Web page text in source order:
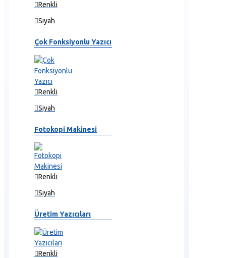
Renkli
Siyah
Çok Fonksiyonlu Yazıcı
Renkli
Siyah
Fotokopi Makinesi
Renkli
Siyah
Üretim Yazıcıları
Renkli